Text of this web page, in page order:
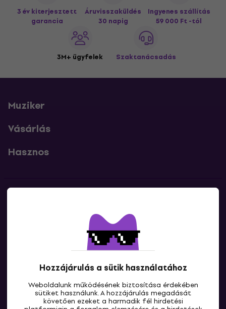
Hozzájárulás a sütik használatához
Weboldalunk működésének biztosítása érdekében
sütiket használunk. A hozzájárulás megadását
követően ezeket a harmadik fél hirdetési
3 év kiterjesztett
garancia
Áruvisszaküldés
30 napig
Ingyenes szállítás
59 000 Ft -tól
3M+ ügyfelek Szaktanácsadás
Muziker
Vásárlás
Hasznos
Lépj kapcsolatba velünk